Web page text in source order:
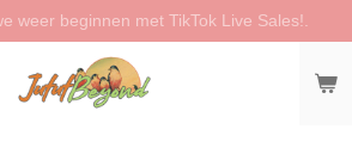
weer beginnen met TikTok Live Sales!.